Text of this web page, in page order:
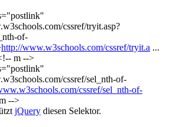
cssref/tryit.asp?
of-
http://www.w3schools.com/cssref/tryit.a ...
m -->
cssref/sel_nth-of-
cssref/sel_nth-of-
-->
jQuery diesen Selektor.